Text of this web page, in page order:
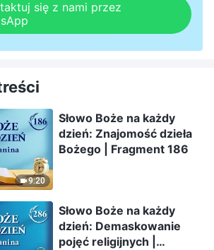
się z nami przez
9:20
Słowo Boże na każdy
dzień: Znajomość dzieła
Bożego | Fragment 186
Słowo Boże na każdy
dzień: Demaskowanie
pojęć religijnych |